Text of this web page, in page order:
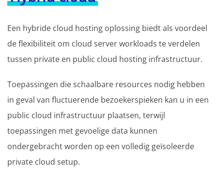
Een hybride cloud hosting oplossing biedt als voordeel
de flexibiliteit om cloud server workloads te verdelen
tussen private en public cloud hosting infrastructuur.
Toepassingen die schaalbare resources nodig hebben
in geval van fluctuerende bezoekerspieken kan u in een
public cloud infrastructuur plaatsen, terwijl
toepassingen met gevoelige data kunnen
ondergebracht worden op een volledig geïsoleerde
private cloud setup.